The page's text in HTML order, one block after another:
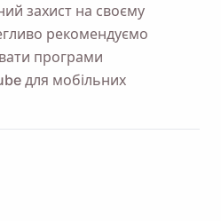
захист на своєму
рекомендуємо
програми
для мобільних